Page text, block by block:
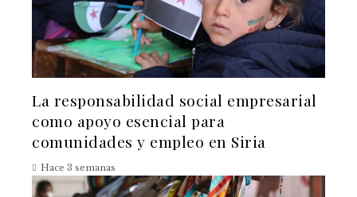
La responsabilidad social empresarial
como apoyo esencial para
comunidades y empleo en Siria
Hace 3 semanas